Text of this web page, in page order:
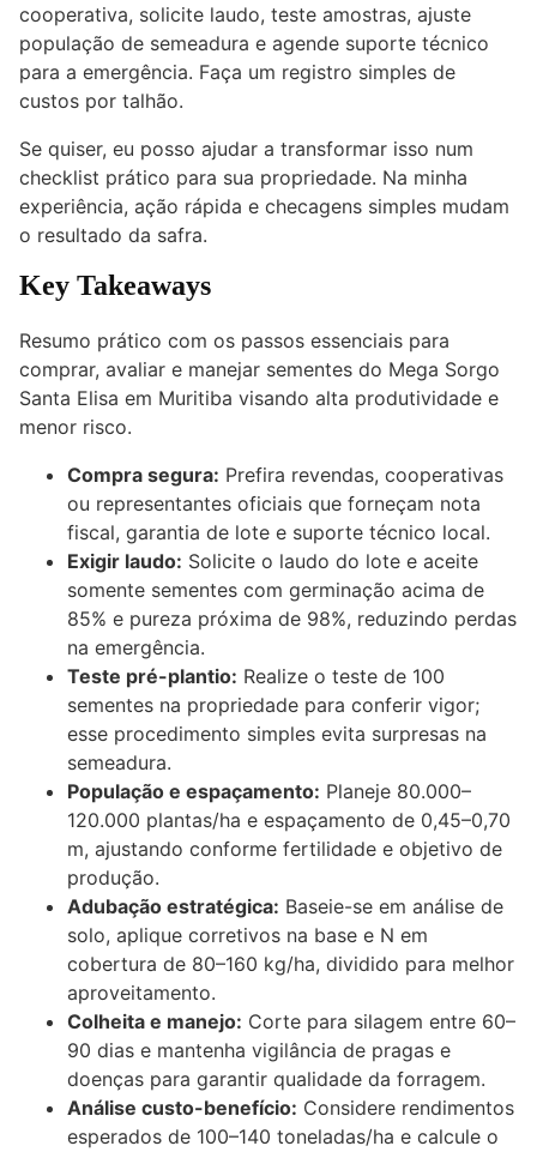
cooperativa, solicite laudo, teste amostras, ajuste
população de semeadura e agende suporte técnico
para a emergência. Faça um registro simples de
custos por talhão.
Se quiser, eu posso ajudar a transformar isso num
checklist prático para sua propriedade. Na minha
experiência, ação rápida e checagens simples mudam
o resultado da safra.
Key Takeaways
Resumo prático com os passos essenciais para
comprar, avaliar e manejar sementes do Mega Sorgo
Santa Elisa em Muritiba visando alta produtividade e
menor risco.
Compra segura: Prefira revendas, cooperativas
ou representantes oficiais que forneçam nota
fiscal, garantia de lote e suporte técnico local.
Exigir laudo: Solicite o laudo do lote e aceite
somente sementes com germinação acima de
85% e pureza próxima de 98%, reduzindo perdas
na emergência.
Teste pré-plantio: Realize o teste de 100
sementes na propriedade para conferir vigor;
esse procedimento simples evita surpresas na
semeadura.
População e espaçamento: Planeje 80.000–
120.000 plantas/ha e espaçamento de 0,45–0,70
m, ajustando conforme fertilidade e objetivo de
produção.
Adubação estratégica: Baseie-se em análise de
solo, aplique corretivos na base e N em
cobertura de 80–160 kg/ha, dividido para melhor
aproveitamento.
Colheita e manejo: Corte para silagem entre 60–
90 dias e mantenha vigilância de pragas e
doenças para garantir qualidade da forragem.
Análise custo-benefício: Considere rendimentos
esperados de 100–140 toneladas/ha e calcule o